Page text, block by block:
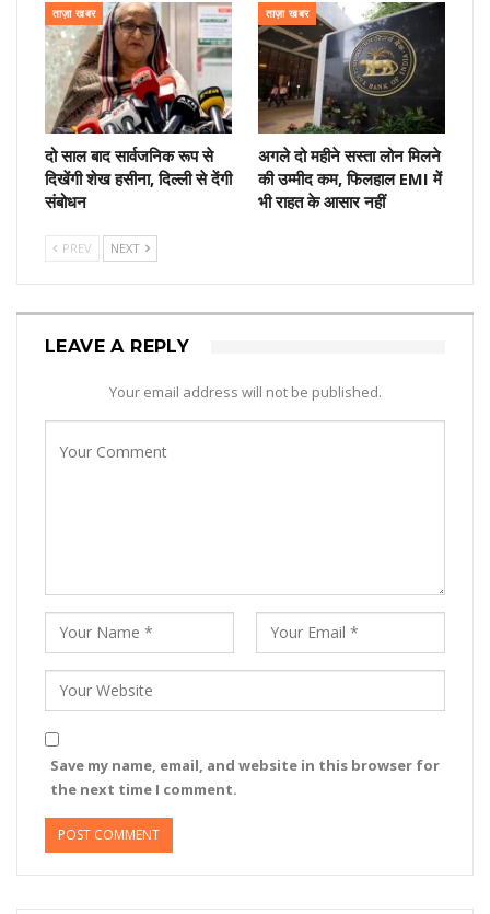
ताज़ा खबर
दो साल बाद सार्वजनिक रूप से
दिखेंगी शेख हसीना, दिल्ली से देंगी
संबोधन
ताज़ा खबर
अगले दो महीने सस्ता लोन मिलने
की उम्मीद कम, फिलहाल EMI में
भी राहत के आसार नहीं
PREV NEXT
LEAVE A REPLY
Your email address will not be published.
Save my name, email, and website in this browser for
the next time I comment.